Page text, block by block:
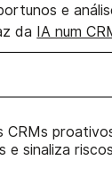
e
da IA num
e sinaliza